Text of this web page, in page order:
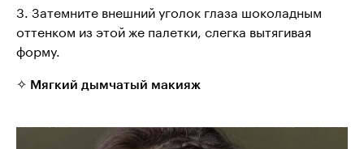
3. Затемните внешний уголок глаза шоколадным
оттенком из этой же палетки, слегка вытягивая
форму.
✧ Мягкий дымчатый макияж